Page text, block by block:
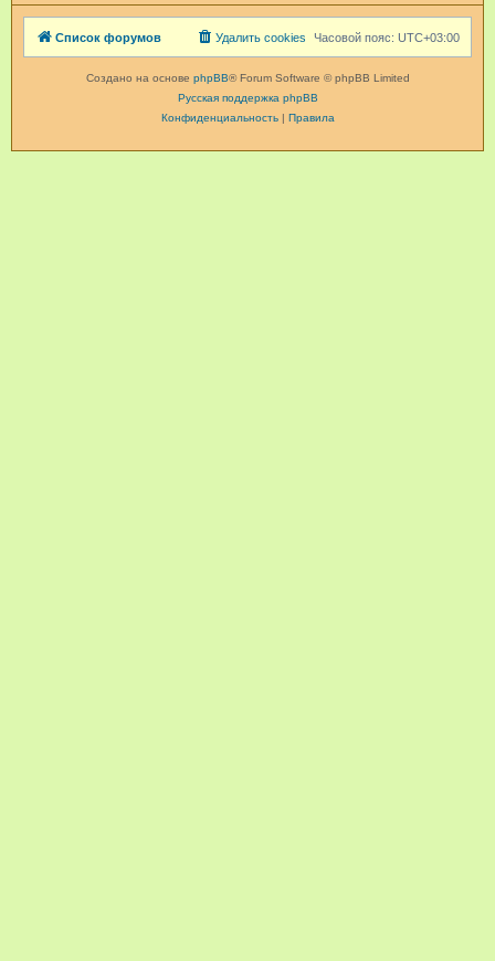
Список форумов Часовой пояс: UTC+03:00
Удалить cookies
Создано на основе phpBB® Forum Software © phpBB Limited
Русская поддержка phpBB
Конфиденциальность| Правила